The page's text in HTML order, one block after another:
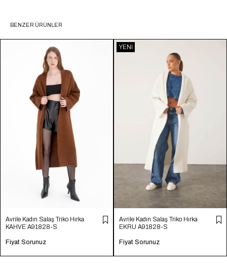
BENZER ÜRÜNLER
Avrile Kadın Salaş Triko Hırka
KAHVE A91828-S
Fiyat Sorunuz
Avrile Kadın Salaş Triko Hırka
EKRU A91828-S
Fiyat Sorunuz
YENI